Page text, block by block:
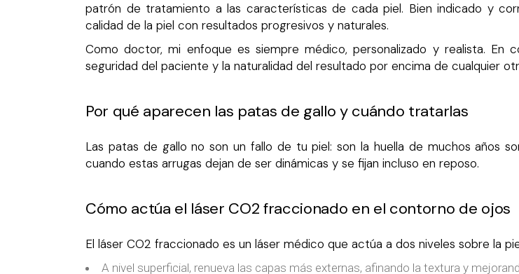
patrón de tratamiento a las características de cada piel. Bien indicado y
calidad de la piel con resultados progresivos y naturales.
Como doctor, mi enfoque es siempre médico, personalizado y realista. En
seguridad del paciente y la naturalidad del resultado por encima de cualquier
Por qué aparecen las patas de gallo y cuándo tratarlas
Las patas de gallo no son un fallo de tu piel: son la huella de muchos años
cuando estas arrugas dejan de ser dinámicas y se fijan incluso en reposo.
Cómo actúa el láser CO2 fraccionado en el contorno de ojos
El láser CO2 fraccionado es un láser médico que actúa a dos niveles sobre la
A nivel superficial, renueva las capas más externas, afinando la textura y